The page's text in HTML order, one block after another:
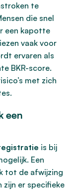
te
die snel
een kapotte
vaak voor
ervaren als
BKR-score.
met zich
een
is bij
Een
tot de afwijzing
zijn er specifieke